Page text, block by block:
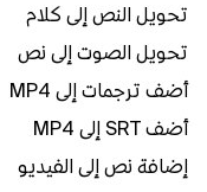
تحويل النص إلى كلام
تحويل الصوت إلى نص
أضف ترجمات إلى MP4
أضف SRT إلى MP4
إضافة نص إلى الفيديو